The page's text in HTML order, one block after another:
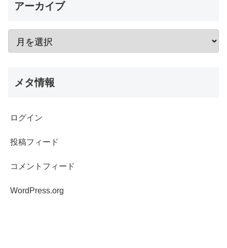
アーカイブ
メタ情報
ログイン
投稿フィード
コメントフィード
WordPress.org